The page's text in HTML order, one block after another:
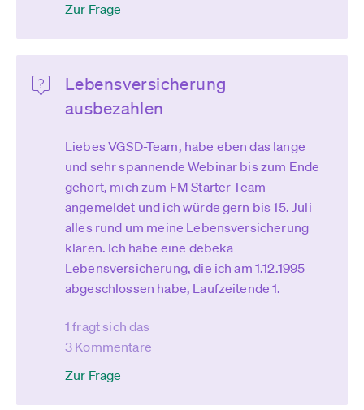
Zur Frage
Lebensversicherung
ausbezahlen
Liebes VGSD-Team, habe eben das lange
und sehr spannende Webinar bis zum Ende
gehört, mich zum FM Starter Team
angemeldet und ich würde gern bis 15. Juli
alles rund um meine Lebensversicherung
klären. Ich habe eine debeka
Lebensversicherung, die ich am 1.12.1995
abgeschlossen habe, Laufzeitende 1.
1 fragt sich das
3 Kommentare
Zur Frage